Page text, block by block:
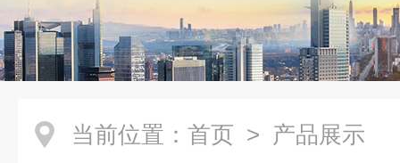
当前位置： 首页 > 产品展示